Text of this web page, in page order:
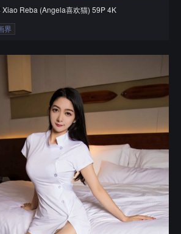
Reba (Angela喜欢猫) 59P 4K
界